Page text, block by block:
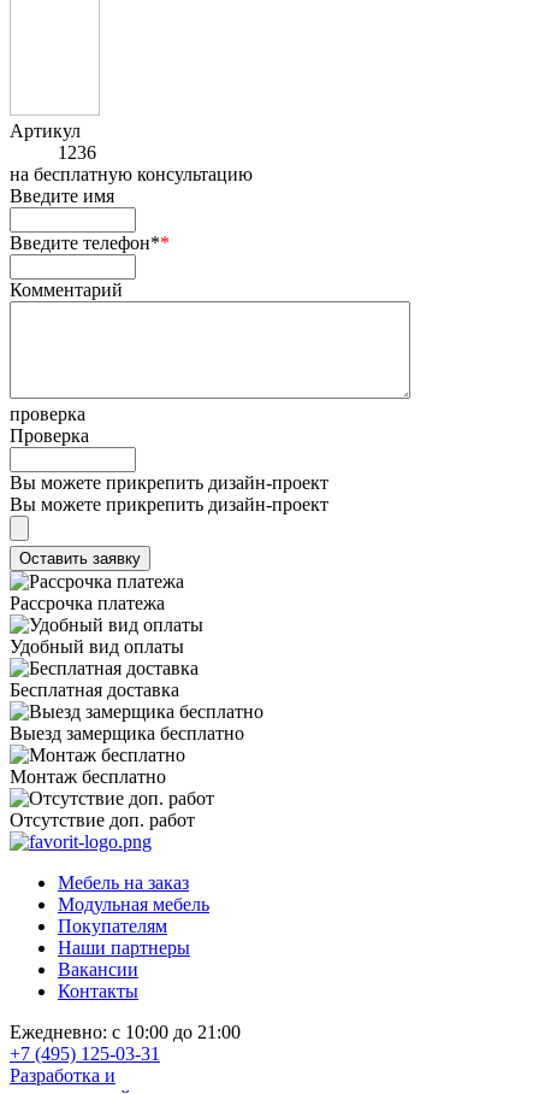
Артикул
1236
на бесплатную консультацию
Введите имя
Введите телефон**
Комментарий
проверка
Проверка
Вы можете прикрепить дизайн-проект
Вы можете прикрепить дизайн-проект
Рассрочка платежа
Удобный вид оплаты
Бесплатная доставка
Выезд замерщика бесплатно
Монтаж бесплатно
Отсутствие доп. работ
Мебель на заказ
Модульная мебель
Покупателям
Наши партнеры
Вакансии
Контакты
Ежедневно: с 10:00 до 21:00
+7 (495) 125-03-31
Разработка и